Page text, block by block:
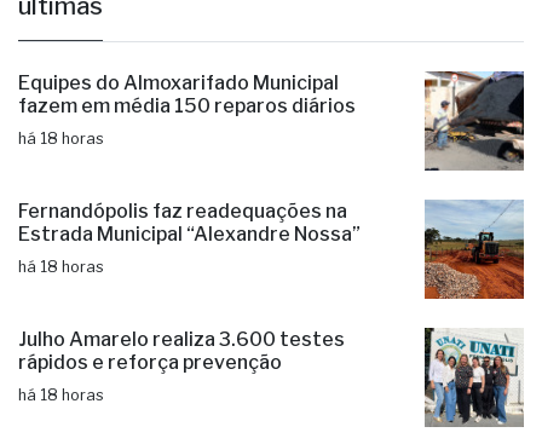
últimas
Equipes do Almoxarifado Municipal
fazem em média 150 reparos diários
há 18 horas
Fernandópolis faz readequações na
Estrada Municipal “Alexandre Nossa”
há 18 horas
Julho Amarelo realiza 3.600 testes
rápidos e reforça prevenção
há 18 horas